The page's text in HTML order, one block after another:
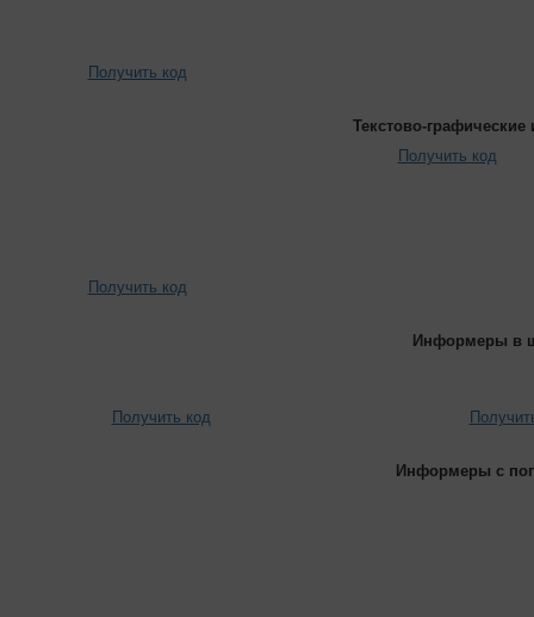
Получить код
Текстово-
Получить код
Получить код
Информеры в
Получить код
Информеры с